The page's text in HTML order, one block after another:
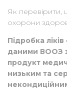
Як перевірити,
охорони
Підробка
даними ВООЗ
продукт
низьким та